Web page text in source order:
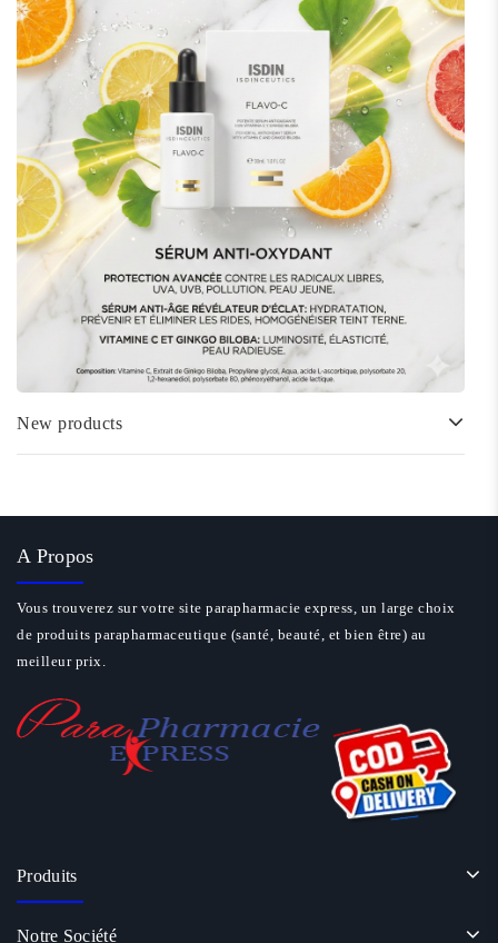
New products
A Propos
Vous trouverez sur votre site parapharmacie express, un large choix
de produits parapharmaceutique (santé, beauté, et bien être) au
meilleur prix.
Produits
Notre Société